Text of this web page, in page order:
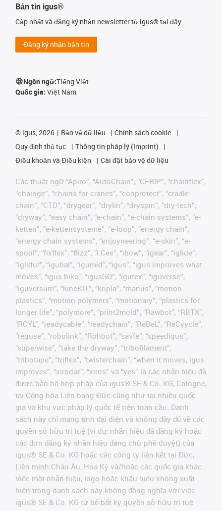
Bản tin igus®
Cập nhật và đăng ký nhận newsletter từ igus® tại đây.
Đăng ký nhận bản tin
Ngôn ngữ:Tiếng Việt
Quốc gia: Việt Nam
© igus, 2026 Bảo vệ dữ liệu
Chính sách cookie
Quy định thủ tục
Thông tin pháp lý (Imprint)
Điều khoản và Điều kiện
Cài đặt bảo vệ dữ liệu
Các thuật ngữ “Apiro”, “AutoChain”, “CFRIP”, “chainflex”,
“chainge”, “chains for cranes”, “conprotect”, “cradle-
chain”, “CTD”, “drygear”, “drylin”, “dryspin”, “dry-tech”,
“dryway”, “easy chain”, “e-chain”, “e-chain systems”, “e-
ketten”, “e-kettensysteme”, “e-loop”, “energy chain”,
“energy chain systems”, “enjoyneering”, “e-skin”, “e-
spool”, “fixflex”, “flizz”, “i.Cee”, “ibow”, “igear”, “iglide”,
“iglidur”, “igubal”, “igumid”, “igus”, “igus improves what
moves”, “igus:bike”, “igusGO”, “igutex”, “iguverse”,
“iguversum”, “kineKIT”, “kopla”, “manus”, “motion
plastics”, “motion polymers”, “motionary”, “plastics for
longer life”, “polymore”, “print2mold”, “Rawbot”, “RBTX”,
“RCYL”, “readycable”, “readychain”, “ReBeL”, “ReCyycle”,
“reguse”, “robolink”, “Rohbot”, “savfe”, “speedigus”,
“superwise”, “take the dryway”, “tribofilament”,
“tribotape”, “triflex”, “twisterchain”, “when it moves, igus
improves”, “xirodur”, “xiros” và “yes” là các nhãn hiệu đã
được bảo hộ hợp pháp của igus® SE & Co. KG, Cologne,
tại Cộng hòa Liên bang Đức cũng như tại nhiều quốc
gia và khu vực pháp lý quốc tế trên toàn cầu. Danh
sách này chỉ mang tính đại diện và không đầy đủ về các
quyền sở hữu trí tuệ (ví dụ: nhãn hiệu đã đăng ký hoặc
các đơn đăng ký nhãn hiệu đang chờ phê duyệt) của
igus® SE & Co. KG hoặc các công ty liên kết tại Đức,
Liên minh Châu Âu, Hoa Kỳ và/hoặc các quốc gia khác.
Việc một nhãn hiệu, logo hoặc khẩu hiệu không xuất
hiện trong danh sách này không đồng nghĩa với việc
igus® SE & Co. KG từ bỏ bất kỳ quyền sở hữu trí tuệ